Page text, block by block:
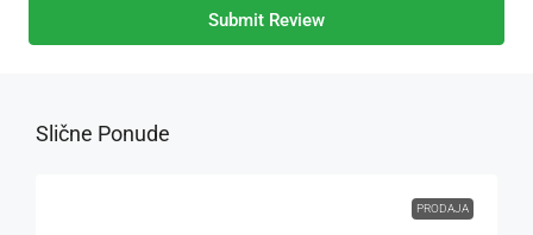
Submit Review
Slične Ponude
PRODAJA